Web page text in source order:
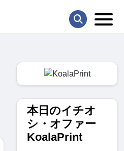
本日のイチオ
シ・オファー
KoalaPrint